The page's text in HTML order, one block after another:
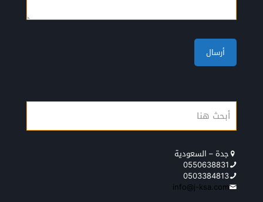
جدة – السعودية
0550638831
0503384813
info@j-ksa.com